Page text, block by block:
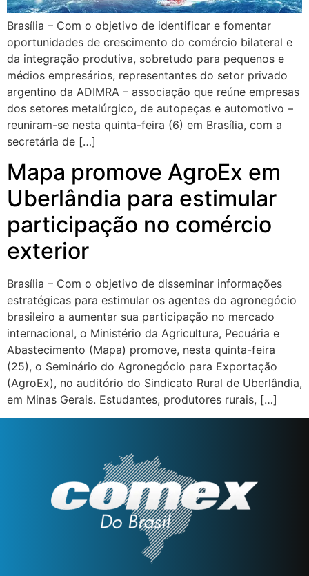
Brasília – Com o objetivo de identificar e fomentar
oportunidades de crescimento do comércio bilateral e
da integração produtiva, sobretudo para pequenos e
médios empresários, representantes do setor privado
argentino da ADIMRA – associação que reúne empresas
dos setores metalúrgico, de autopeças e automotivo –
reuniram-se nesta quinta-feira (6) em Brasília, com a
secretária de […]
Mapa promove AgroEx em
Uberlândia para estimular
participação no comércio
exterior
Brasília – Com o objetivo de disseminar informações
estratégicas para estimular os agentes do agronegócio
brasileiro a aumentar sua participação no mercado
internacional, o Ministério da Agricultura, Pecuária e
Abastecimento (Mapa) promove, nesta quinta-feira
(25), o Seminário do Agronegócio para Exportação
(AgroEx), no auditório do Sindicato Rural de Uberlândia,
em Minas Gerais. Estudantes, produtores rurais, […]